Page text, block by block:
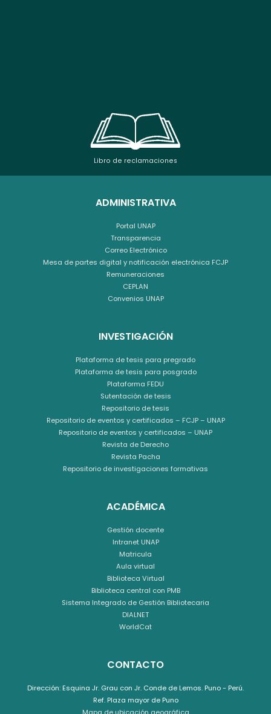
Libro de reclamaciones
ADMINISTRATIVA
Portal UNAP
Transparencia
Correo Electrónico
Mesa de partes digital y notificación electrónica FCJP
Remuneraciones
CEPLAN
Convenios UNAP
INVESTIGACIÓN
Plataforma de tesis para pregrado
Plataforma de tesis para posgrado
Plataforma FEDU
Sutentación de tesis
Repositorio de tesis
Repositorio de eventos y certificados – FCJP – UNAP
Repositorio de eventos y certificados – UNAP
Revista de Derecho
Revista Pacha
Repositorio de investigaciones formativas
ACADÉMICA
Gestión docente
Intranet UNAP
Matricula
Aula virtual
Biblioteca Virtual
Biblioteca central con PMB
Sistema Integrado de Gestión Bibliotecaria
DIALNET
WorldCat
CONTACTO
Dirección: Esquina Jr. Grau con Jr. Conde de Lemos. Puno - Perú.
Ref. Plaza mayor de Puno